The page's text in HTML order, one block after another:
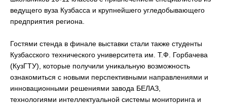
ведущего вуза Кузбасса и крупнейшего угледобывающего
предприятия региона.
Гостями стенда в финале выставки стали также студенты
Кузбасского технического университета им. Т.Ф. Горбачева
(КузГТУ), которые получили уникальную возможность
ознакомиться с новыми перспективными направлениями и
инновационными решениями завода БЕЛАЗ,
технологиями интеллектуальной системы мониторинга и